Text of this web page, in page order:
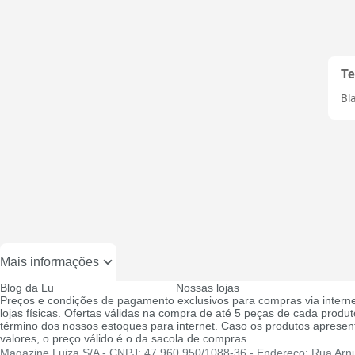
Mais informações
Blog da Lu Nossas lojas
Preços e condições de pagamento exclusivos para compras via
lojas físicas. Ofertas válidas na compra de até 5 peças de cada
término dos nossos estoques para internet. Caso os produtos
valores, o preço válido é o da sacola de compras.